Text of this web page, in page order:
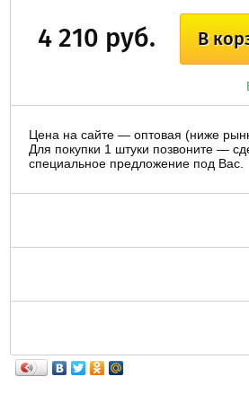
В
4 210 руб.
Цена на сайте — оптовая (ниже
Для покупки 1 штуки позвоните —
специальное предложение под Вас.